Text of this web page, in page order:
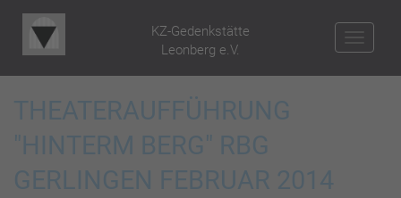
KZ-Gedenkstätte
Leonberg e.V.
THEATERAUFFÜHRUNG
"HINTERM BERG" RBG
GERLINGEN FEBRUAR 2014